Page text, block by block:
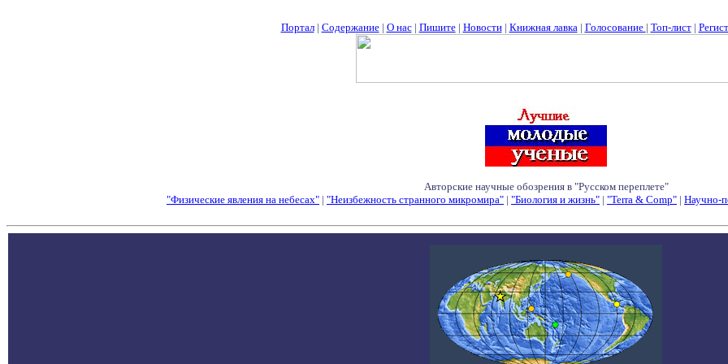
Портал| Содержание| О нас| Пишите| Новости| Книжная лавка| Голосование | Топ-лист|
Авторские научные обозрения в "Русском переплете"
"Физические явления на небесах" | "Неизбежность странного микромира" | "Биология и жизнь" | "Terra & Comp" | Научно-